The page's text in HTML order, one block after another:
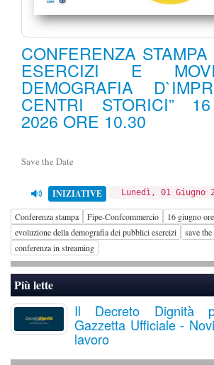
CONFERENZA STAMPA
ESERCIZI E
DEMOGRAFIA
CENTRI STORICI”
2026 ORE 10.30
Save the Date
INIZIATIVE Lunedì, 01 Giugno
Conferenza stampa Fipe-Confcommercio
16 giugno
evoluzione della demografia dei pubblici esercizi
save the
conferenza in streaming
Più lette
Il Decreto Dignità
Gazzetta Ufficiale -
lavoro